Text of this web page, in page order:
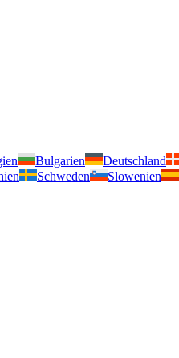
Bulgarien Deutschland
Schweden Slowenien